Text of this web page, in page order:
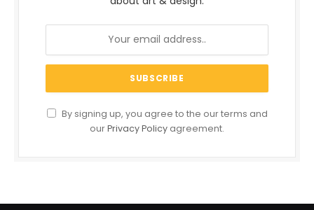
By signing up, you agree to the our terms and
ourPrivacy Policy agreement.